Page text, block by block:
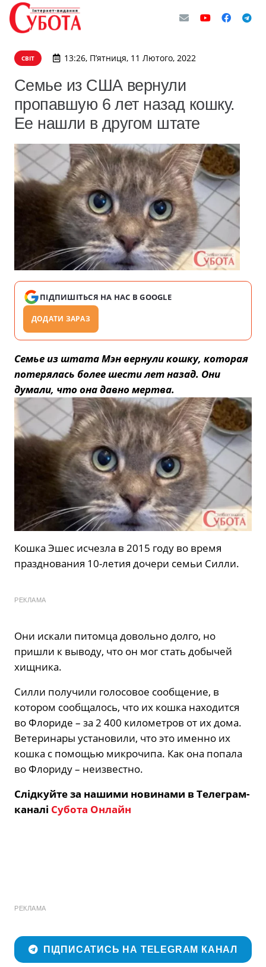
СВІТ 13:26, П’ятниця, 11 Лютого, 2022
Семье из США вернули
пропавшую 6 лет назад кошку.
Ее нашли в другом штате
ПІДПИШІТЬСЯ НА НАС В GOOGLE
ДОДАТИ ЗАРАЗ
Семье из штата Мэн вернули кошку, которая
потерялась более шести лет назад. Они
думали, что она давно мертва.
Кошка Эшес исчезла в 2015 году во время
празднования 10-летия дочери семьи Силли.
РЕКЛАМА
Они искали питомца довольно долго, но
пришли к выводу, что он мог стать добычей
хищника.
Силли получили голосовое сообщение, в
котором сообщалось, что их кошка находится
во Флориде – за 2 400 километров от их дома.
Ветеринары установили, что это именно их
кошка с помощью микрочипа. Как она попала
во Флориду – неизвестно.
Слідкуйте за нашими новинами в Телеграм-
каналі Субота Онлайн
РЕКЛАМА
ПІДПИСАТИСЬ НА TELEGRAM КАНАЛ